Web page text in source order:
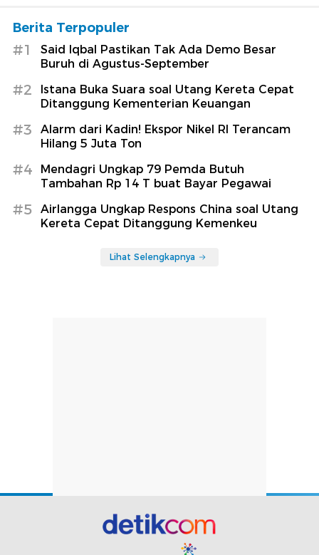
Berita Terpopuler
#1
Said Iqbal Pastikan Tak Ada Demo Besar
Buruh di Agustus-September
#2
Istana Buka Suara soal Utang Kereta Cepat
Ditanggung Kementerian Keuangan
#3
Alarm dari Kadin! Ekspor Nikel RI Terancam
Hilang 5 Juta Ton
#4
Mendagri Ungkap 79 Pemda Butuh
Tambahan Rp 14 T buat Bayar Pegawai
#5
Airlangga Ungkap Respons China soal Utang
Kereta Cepat Ditanggung Kemenkeu
Lihat Selengkapnya